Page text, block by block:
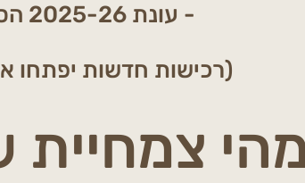
- עונת 2025-26 הסתיימה -
(רכישות חדשות יפתחו
מהי צמחיית